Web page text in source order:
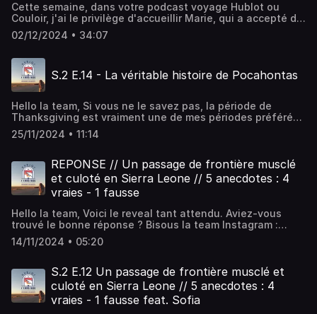
Cette semaine, dans votre podcast voyage Hublot ou
Couloir, j'ai le privilège d'accueillir Marie, qui a accepté de
partager son histoire avec nous. En 2021, alors qu'elle
partait en voyage solo au Costa Rica, Marie a
soumission chimique. Aujourd'hui, elle est à la recherche
de témoignages de personnes ayant vécu une expérience
similaire lors d'un voyage. Vous trouverez ci-dessous son
contacter.Mail de Marie :
marieaimee.copleutre@gmail.comSon Instagram Le site
qui peut vous aider en cas de soumission chimique :
https://lecrafs.com/Le fil d'Ariane :
internet/accueilPour me soutenir : Instagram :
@hublotoucouloirYoutube : @hublotoucouloirHébergé par
Ausha. Visitez ausha.co/politique-de-confidentialite pour
plus d'informations.
02/12/2024 • 34:07
S.2 E.14 - La véritable histoire de Pocahontas
Hello la team, Si vous ne le savez pas, la période de
Thanksgiving est vraiment une de mes périodes préférées
dans l'année. L'année dernière je vous ai parlé un peu des
origines de cette fête voici d'ailleurs l'épisode pour celles
faire un focus sur l'histoire de Pocahontas. La véritable
histoire bien loin du Disney de notre enfance. On plonge
ensemble dans les années 1600, en Virginie aux USA à la
rencontre des Anglais et des autochtones d'Amérique.
Pour me rejoindre sur les autres plateformes c'est par ici
Instagram : @hublotoucouloirYoutube :
@hublotoucouloirHébergé par Ausha. Visitez
ausha.co/politique-de-confidentialite pour plus
25/11/2024 • 11:14
REPONSE // Un passage de frontière musclé
et culoté en Sierra Leone // 5 anecdotes : 4
vraies - 1 fausse
Hello la team, Voici le reveal tant attendu. Aviez-vous
trouvé le bonne réponse ? Bisous la team Instagram :
@hublotoucouloirYoutube : @hublotoucouloirHébergé par
Ausha. Visitez ausha.co/politique-de-confidentialite pour
14/11/2024 • 05:20
S.2 E.12 Un passage de frontière musclé et
culoté en Sierra Leone // 5 anecdotes : 4
vraies - 1 fausse feat. Sofia